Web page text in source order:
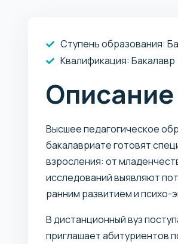
Ступень образования:
Квалификация: Бакалавр
Высшее педагогическое
бакалавриате готовят
взросления: от
исследований выявляют
ранним развитием и психо-
В дистанционный вуз
приглашает абитуриентов